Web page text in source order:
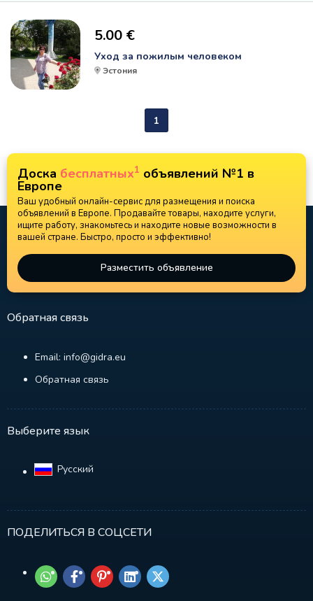
5.00 €
Уход за пожилым человеком
Эстония
1
Доска бесплатных1 объявлений №1 в
Европе
Ваш удобный онлайн-сервис для размещения и поиска
объявлений в Европе. Продавайте товары, находите услуги,
ищите работу, знакомьтесь и находите новые возможности в
вашей стране. Быстро, просто и эффективно!
Разместить объявление
Обратная связь
Email: info@gidra.eu
Обратная связь
Выберите язык
Русский‎
ПОДЕЛИТЬСЯ В СОЦСЕТИ